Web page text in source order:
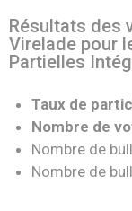
Résultats des
Virelade pour
Partielles
Taux de
Nombre de
Nombre de
Nombre de